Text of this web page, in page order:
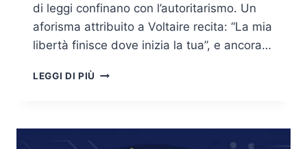
di leggi confinano con l’autoritarismo. Un
aforisma attribuito a Voltaire recita: “La mia
libertà finisce dove inizia la tua”, e ancora…
LEGGI DI PIÙ NET
SICUREZZA